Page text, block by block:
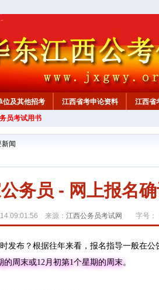
位及其他招考 江西省考申论资料 江西省
员考试用书
新闻
务员 - 网上报名
09:01:56 来源： 江西公务员考试网 字号：
布？根据往年来看，报名指导一般在公
的周末或12月初第1个星期的周末。